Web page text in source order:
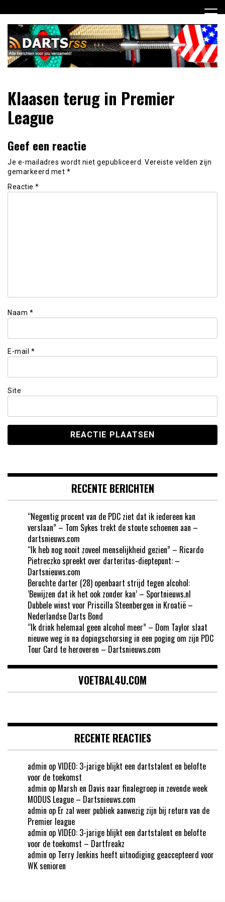
naar
inhoud
DartsRSS
verzameld!
Klaasen terug in Premier
League
Geef een reactie
Je e-mailadres wordt niet gepubliceerd. Vereiste velden zijn
gemarkeerd met *
Reactie *
Naam *
E-mail *
Site
RECENTE BERICHTEN
“Negentig procent van de PDC ziet dat ik iedereen kan
verslaan” – Tom Sykes trekt de stoute schoenen aan –
dartsnieuws.com
“Ik heb nog nooit zoveel menselijkheid gezien” – Ricardo
Pietreczko spreekt over darteritus-dieptepunt: –
Dartsnieuws.com
Beruchte darter (28) openbaart strijd tegen alcohol:
‘Bewijzen dat ik het ook zonder kan’ – Sportnieuws.nl
Dubbele winst voor Priscilla Steenbergen in Kroatië –
Nederlandse Darts Bond
“Ik drink helemaal geen alcohol meer” – Dom Taylor slaat
nieuwe weg in na dopingschorsing in een poging om zijn PDC
Tour Card te heroveren – Dartsnieuws.com
VOETBAL4U.COM
RECENTE REACTIES
admin opVIDEO: 3-jarige blijkt een dartstalent en belofte
voor de toekomst
admin op Marsh en Davis naar finalegroep in zevende week
MODUS League – Dartsnieuws.com
admin op Er zal weer publiek aanwezig zijn bij return van de
Premier league
admin opVIDEO: 3-jarige blijkt een dartstalent en belofte
voor de toekomst – Dartfreakz
admin op Terry Jenkins heeft uitnodiging geaccepteerd voor
WK senioren